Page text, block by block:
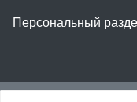
Персональный